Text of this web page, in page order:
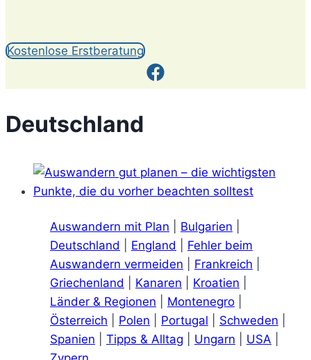
Kostenlose Erstberatung
Deutschland
Auswandern mit Plan Bulgarien
Deutschland
England
Fehler beim
Auswandern vermeiden
Frankreich
Griechenland
Kanaren Kroatien
Länder & Regionen
Montenegro
Österreich
Polen Portugal Schweden
Spanien
Tipps & Alltag Ungarn USA